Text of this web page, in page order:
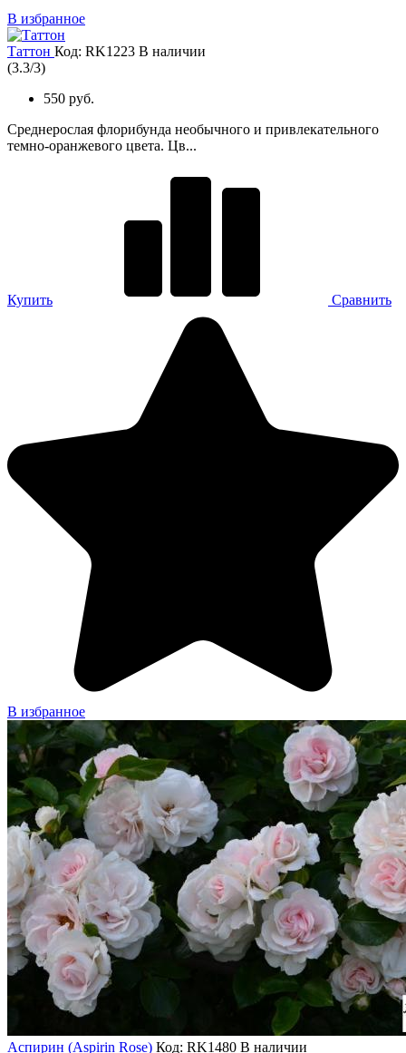
В избранное
Таттон Код: RK1223 В наличии
(3.3/3)
550 руб.
Среднерослая флорибунда необычного и привлекательного
темно-оранжевого цвета. Цв...
Купить Сравнить
В избранное
Аспирин (Aspirin Rose) Код: RK1480 В наличии